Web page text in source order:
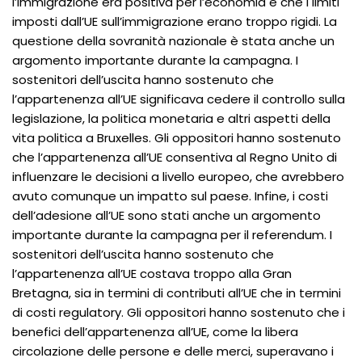
imposti dall’UE sull’immigrazione erano troppo rigidi. La
questione della sovranità nazionale è stata anche un
argomento importante durante la campagna. I
sostenitori dell’uscita hanno sostenuto che
l’appartenenza all’UE significava cedere il controllo sulla
legislazione, la politica monetaria e altri aspetti della
vita politica a Bruxelles. Gli oppositori hanno sostenuto
che l’appartenenza all’UE consentiva al Regno Unito di
influenzare le decisioni a livello europeo, che avrebbero
avuto comunque un impatto sul paese. Infine, i costi
dell’adesione all’UE sono stati anche un argomento
importante durante la campagna per il referendum. I
sostenitori dell’uscita hanno sostenuto che
l’appartenenza all’UE costava troppo alla Gran
Bretagna, sia in termini di contributi all’UE che in termini
di costi regulatory. Gli oppositori hanno sostenuto che i
benefici dell’appartenenza all’UE, come la libera
circolazione delle persone e delle merci, superavano i